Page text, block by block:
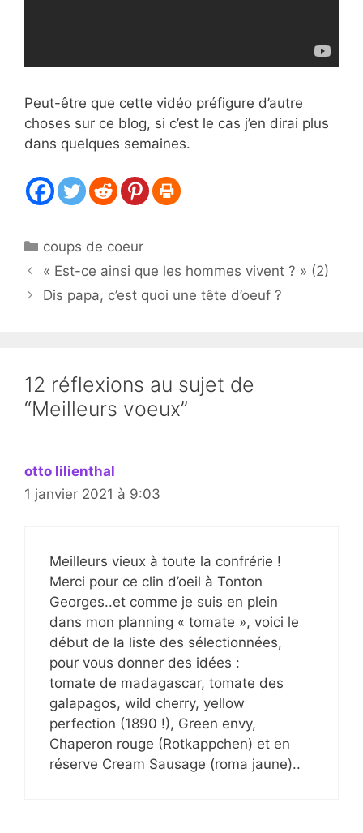
Peut-être que cette vidéo préfigure d’autre
choses sur ce blog, si c’est le cas j’en dirai plus
dans quelques semaines.
Catégories
coups de coeur
« Est-ce ainsi que les hommes vivent ? » (2)
Dis papa, c’est quoi une tête d’oeuf ?
12 réflexions au sujet de
“Meilleurs voeux”
otto lilienthal
1 janvier 2021 à 9:03
Meilleurs vieux à toute la confrérie !
Merci pour ce clin d’oeil à Tonton
Georges..et comme je suis en plein
dans mon planning « tomate », voici le
début de la liste des sélectionnées,
pour vous donner des idées :
tomate de madagascar, tomate des
galapagos, wild cherry, yellow
perfection (1890 !), Green envy,
Chaperon rouge (Rotkappchen) et en
réserve Cream Sausage (roma jaune)..